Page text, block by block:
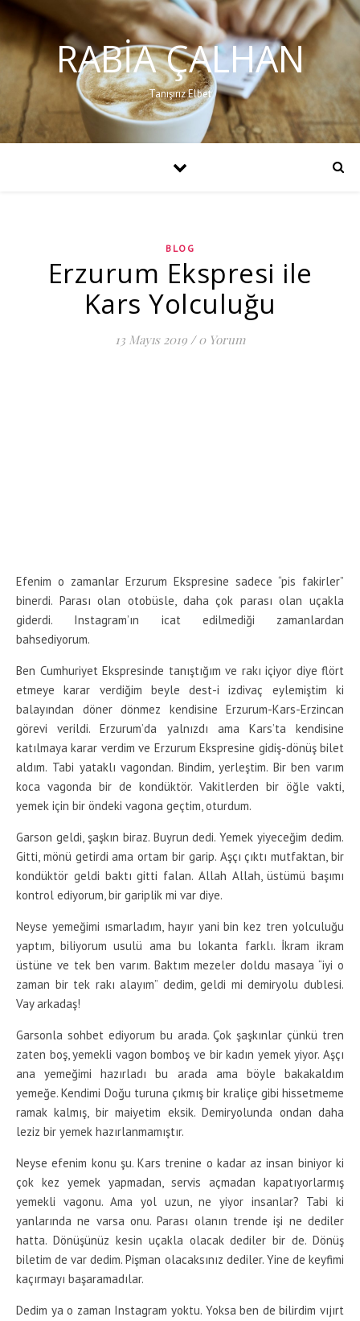
RABIA ÇALHAN
Tanışırız Elbet
BLOG
Erzurum Ekspresi ile
Kars Yolculuğu
13 Mayıs 2019 / 0 Yorum
Efenim o zamanlar Erzurum Ekspresine sadece “pis fakirler”
binerdi. Parası olan otobüsle, daha çok parası olan uçakla
giderdi. Instagram’ın icat edilmediği zamanlardan
bahsediyorum.
Ben Cumhuriyet Ekspresinde tanıştığım ve rakı içiyor diye flört
etmeye karar verdiğim beyle dest-i izdivaç eylemiştim ki
balayından döner dönmez kendisine Erzurum-Kars-Erzincan
görevi verildi. Erzurum’da yalnızdı ama Kars’ta kendisine
katılmaya karar verdim ve Erzurum Ekspresine gidiş-dönüş bilet
aldım. Tabi yataklı vagondan. Bindim, yerleştim. Bir ben varım
koca vagonda bir de kondüktör. Vakitlerden bir öğle vakti,
yemek için bir öndeki vagona geçtim, oturdum.
Garson geldi, şaşkın biraz. Buyrun dedi. Yemek yiyeceğim dedim.
Gitti, mönü getirdi ama ortam bir garip. Aşçı çıktı mutfaktan, bir
kondüktör geldi baktı gitti falan. Allah Allah, üstümü başımı
kontrol ediyorum, bir gariplik mi var diye.
Neyse yemeğimi ısmarladım, hayır yani bin kez tren yolculuğu
yaptım, biliyorum usulü ama bu lokanta farklı. İkram ikram
üstüne ve tek ben varım. Baktım mezeler doldu masaya “iyi o
zaman bir tek rakı alayım” dedim, geldi mi demiryolu dublesi.
Vay arkadaş!
Garsonla sohbet ediyorum bu arada. Çok şaşkınlar çünkü tren
zaten boş, yemekli vagon bomboş ve bir kadın yemek yiyor. Aşçı
ana yemeğimi hazırladı bu arada ama böyle bakakaldım
yemeğe. Kendimi Doğu turuna çıkmış bir kraliçe gibi hissetmeme
ramak kalmış, bir maiyetim eksik. Demiryolunda ondan daha
leziz bir yemek hazırlanmamıştır.
Neyse efenim konu şu. Kars trenine o kadar az insan biniyor ki
çok kez yemek yapmadan, servis açmadan kapatıyorlarmış
yemekli vagonu. Ama yol uzun, ne yiyor insanlar? Tabi ki
yanlarında ne varsa onu. Parası olanın trende işi ne dediler
hatta. Dönüşünüz kesin uçakla olacak dediler bir de. Dönüş
biletim de var dedim. Pişman olacaksınız dediler. Yine de keyfimi
kaçırmayı başaramadılar.
Dedim ya o zaman Instagram yoktu. Yoksa ben de bilirdim vıjırt